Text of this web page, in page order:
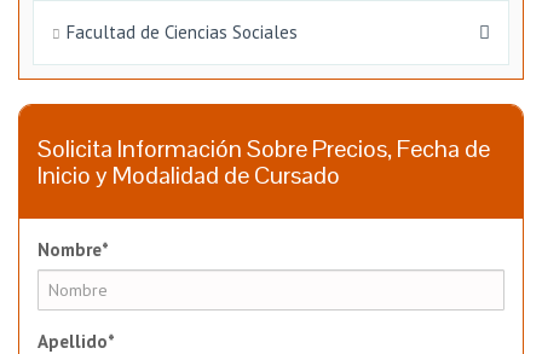
Facultad de Ciencias Sociales
Solicita Información Sobre Precios, Fecha de
Inicio y Modalidad de Cursado
Nombre*
Apellido*